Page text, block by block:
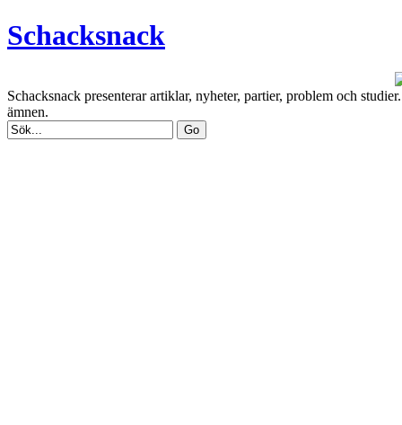
Schacksnack
Schacksnack presenterar artiklar, nyheter, partier, problem och
ämnen.